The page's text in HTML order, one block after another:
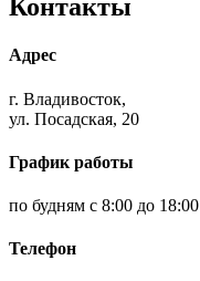
Контакты
Адрес
г. Владивосток,
ул. Посадская, 20
График работы
по будням с 8:00 до 18:00
Телефон